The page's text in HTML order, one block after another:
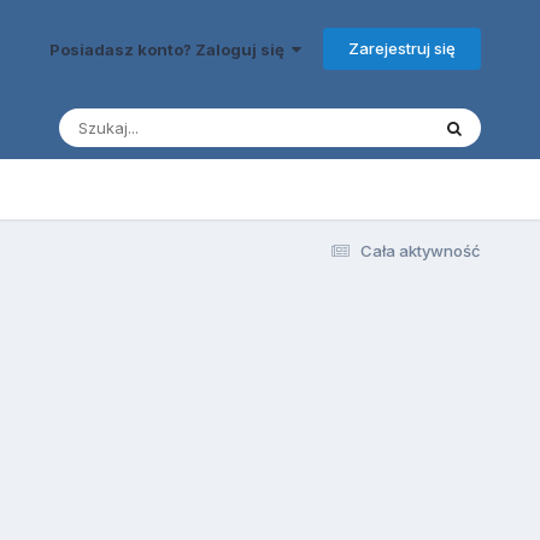
Posiadasz konto? Zaloguj się Zarejestruj się
Cała aktywność